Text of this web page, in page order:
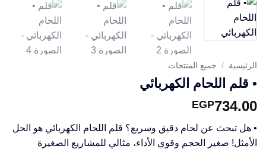
الرئيسية / جميع المنتجات
• قلم اللحام الكهربائي
EGP734.00
• هل تبحث عن لحام دقيق وسريع؟ قلم اللحام الكهربائي هو الحل
الأمثل! صغير الحجم وقوي الأداء، مثالي للمشاريع الصغيرة